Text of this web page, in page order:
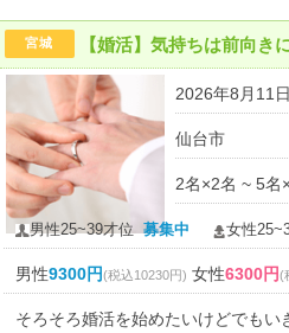
宮城 【婚活】気持ちは前向き
2026年8月11
仙台市
2名×2名 ~ 5名
男性25~39才位募集中 女性
男性9300円(税込10230円) 女性6300円(
そろそろ婚活を始めたいけどでもい